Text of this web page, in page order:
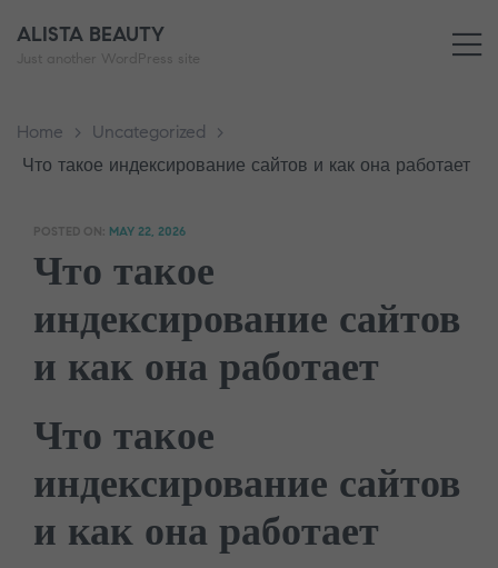
ALISTA BEAUTY
Just another WordPress site
Home > Uncategorized
>
Что такое индексирование сайтов и как она работает
POSTED ON: MAY 22, 2026
Что такое
индексирование сайтов
и как она работает
Что такое
индексирование сайтов
и как она работает